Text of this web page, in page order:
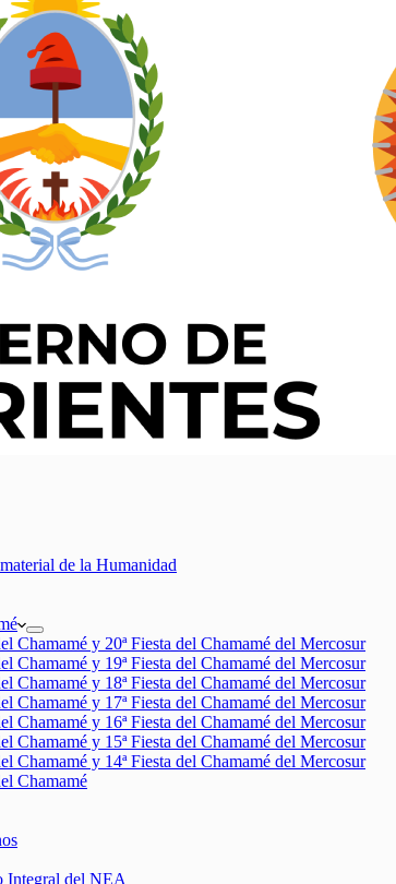
de la Humanidad
Chamamé y 20ª Fiesta del Chamamé del Mercosur
Chamamé y 19ª Fiesta del Chamamé del Mercosur
Chamamé y 18ª Fiesta del Chamamé del Mercosur
Chamamé y 17ª Fiesta del Chamamé del Mercosur
Chamamé y 16ª Fiesta del Chamamé del Mercosur
Chamamé y 15ª Fiesta del Chamamé del Mercosur
Chamamé y 14ª Fiesta del Chamamé del Mercosur
Chamamé
Integral del NEA